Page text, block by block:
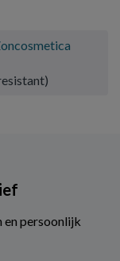
en persoonlijk